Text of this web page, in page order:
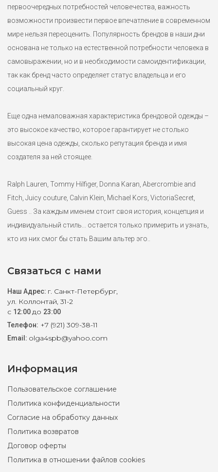
первоочередных потребностей человечества, важность
возможности произвести первое впечатление в современном
мире нельзя переоценить. Популярность брендов в наши дни
основана не только на естественной потребности человека в
самовыражении, но и в необходимости самоидентификации,
так как бренд часто определяет статус владельца и его
социальный круг.
Еще одна немаловажная характеристика брендовой одежды –
это высокое качество, которое гарантирует не столько
высокая цена одежды, сколько репутация бренда и имя
создателя за ней стоящее.
Ralph Lauren, Tommy Hilfiger, Donna Karan, Abercrombie and
Fitch, Juicy couture, Calvin Klein, Michael Kors, VictoriaSecret,
Guess .. За каждым именем стоит своя история, концепция и
индивидуальный стиль... остается только примерить и узнать,
кто из них смог бы стать Вашим альтер эго..
Связаться с нами
Наш Адрес: г. Санкт-Петербург,
ул. Коллонтай, 31-2
с 12:00до 23:00
Телефон: +7 (921) 309-38-11
Email: olga4spb@yahoo.com
Информация
Пользовательское соглашение
Политика конфиденциальности
Согласие на обработку данных
Политика возвратов
Договор оферты
Политика в отношении файлов cookies